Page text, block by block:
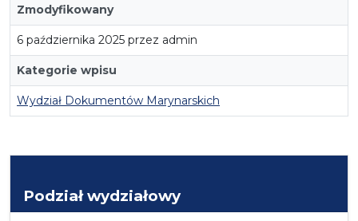
Zmodyfikowany
6 października 2025 przez admin
Kategorie wpisu
Wydział Dokumentów Marynarskich
Podział wydziałowy